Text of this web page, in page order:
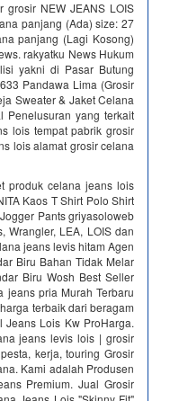
NEW JEANS LOIS
panjang (Ada) size: 27
panjang (Lagi Kosong)
rakyatku News Hukum
yakni di Pasar Butung
Pandawa Lima (Grosir
Sweater & Jaket Celana
Penelusuran yang terkait
lois tempat pabrik grosir
lois alamat grosir celana
produk celana jeans lois
Kaos T Shirt Polo Shirt
Pants griyasoloweb
LEA, LOIS dan
jeans levis hitam Agen
Biru Bahan Tidak Melar
Biru Wosh Best Seller
jeans pria Murah Terbaru
terbaik dari beragam
Lois Kw ProHarga.
jeans levis lois | grosir
kerja, touring Grosir
Kami adalah Produsen
Premium. Jual Grosir